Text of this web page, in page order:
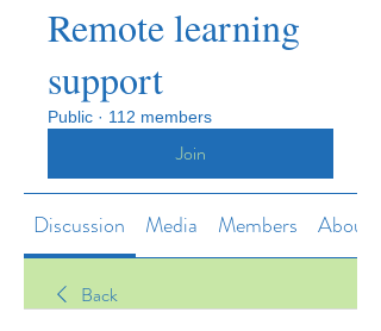
Remote learning
support
Public · 112 members
Join
Discussion Media Members About
Back